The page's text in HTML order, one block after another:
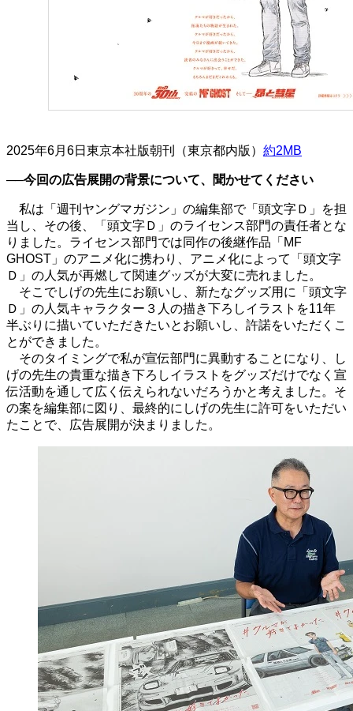
2025年6月6日東京本社版朝刊（東京都内版） 約2MB
──今回の広告展開の背景について、聞かせてください
私は「週刊ヤングマガジン」の編集部で「頭文字Ｄ」を担
当し、その後、「頭文字Ｄ」のライセンス部門の責任者とな
りました。ライセンス部門では同作の後継作品「 MF
GHOST 」のアニメ化に携わり、アニメ化によって「頭文字
Ｄ」の人気が再燃して関連グッズが大変に売れました。
そこでしげの先生にお願いし、新たなグッズ用に「頭文字
Ｄ」の人気キャラクター３人の描き下ろしイラストを11年
半ぶりに描いていただきたいとお願いし、許諾をいただくこ
とができました。
そのタイミングで私が宣伝部門に異動することになり、し
げの先生の貴重な描き下ろしイラストをグッズだけでなく宣
伝活動を通して広く伝えられないだろうかと考えました。そ
の案を編集部に図り、最終的にしげの先生に許可をいただい
たことで、広告展開が決まりました。